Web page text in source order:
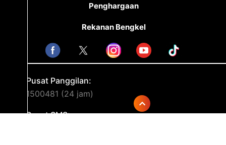
Penghargaan
Rekanan Bengkel
Pusat Panggilan:
1500481 (24 jam)
Pusat SMS: